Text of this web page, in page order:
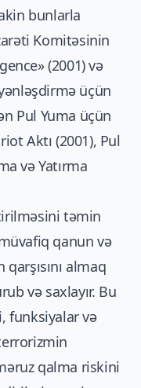
bunlarla
Komitəsinin
(2001) və
üçün
Pul Yuma üçün
Aktı (2001), Pul
və Yatırma
təmin
qanun və
almaq
və saxlayır. Bu
funksiyalar və
qalma riskini